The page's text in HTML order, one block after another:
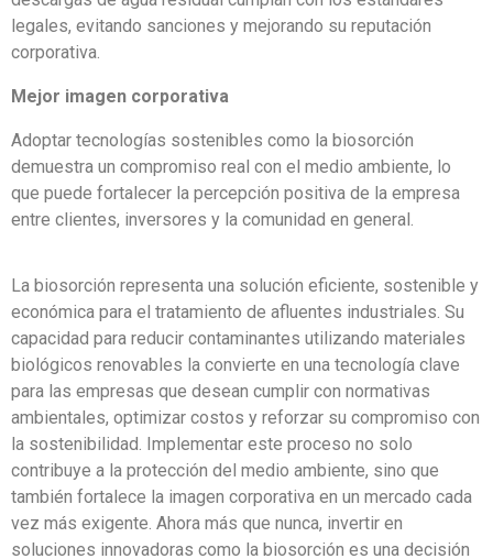
legales, evitando sanciones y mejorando su reputación
corporativa.
Mejor imagen corporativa
Adoptar tecnologías sostenibles como la biosorción
demuestra un compromiso real con el medio ambiente, lo
que puede fortalecer la percepción positiva de la empresa
entre clientes, inversores y la comunidad en general.
La biosorción representa una solución eficiente, sostenible y
económica para el tratamiento de afluentes industriales. Su
capacidad para reducir contaminantes utilizando materiales
biológicos renovables la convierte en una tecnología clave
para las empresas que desean cumplir con normativas
ambientales, optimizar costos y reforzar su compromiso con
la sostenibilidad. Implementar este proceso no solo
contribuye a la protección del medio ambiente, sino que
también fortalece la imagen corporativa en un mercado cada
vez más exigente. Ahora más que nunca, invertir en
soluciones innovadoras como la biosorción es una decisión